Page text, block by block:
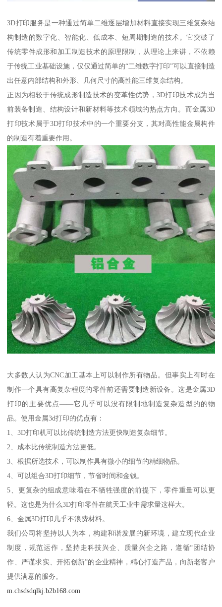
3D打印服务是一种通过简单二维逐层增加材料直接实现三维复杂结
构制造的数字化、智能化、低成本、短周期制造的技术。它突破了
传统零件成形和加工制造技术的原理限制，从理论上来讲，不依赖
于传统工业基础设施，仅仅通过简单的“二维数字打印”可以直接制造
出任意内部结构和外形、几何尺寸的高性能三维复杂结构。
正因为相较于传统成形制造技术的变革性优势，3D打印技术成为当
前装备制造、结构设计和新材料等技术领域的热点方向。而金属3D
打印技术属于3D打印技术中的一个重要分支，其对高性能金属构件
的制造有着重要作用。
大多数人认为CNC加工基本上可以制作所有物品。但事实上有时在
制作一个具有高复杂程度的零件前还需要制造新设备。这是金属3D
打印的主要优点——它几乎可以没有限制地制造复杂造型的的物
品。使用金属3d打印的优点有：
1、3D打印机可以比传统制造方法更快制造复杂细节。
2、成本比传统制造方法更低。
3、根据所选技术，可以制作具有微小的细节的精细物品。
4、可以组合3D打印细节，节省时间和金钱。
5、更复杂的组成意味着在不牺牲强度的前提下，零件重量可以更
轻。这也是为什么3D打印零件在航天工业中需求量这样大。
6、金属3D打印几乎不浪费材料。
我们公司将坚持以人为本，构建和谐发展的新环境，建立现代企业
制度，规范运作，坚持走科技兴企、质量兴企之路，遵循“团结协
作、严谨求实、开拓创新”的企业精神，精心打造产品，向新老客户
提供满意的服务。
m.chsdsdqlkj.b2b168.com